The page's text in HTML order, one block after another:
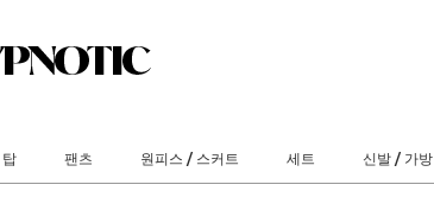
탑 팬츠 원피스 / 스커트 세트 신발 / 가방